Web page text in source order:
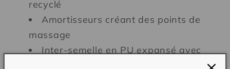
recyclé
Amortisseurs créant des points de
massage
Inter-semelle en PU expansé avec